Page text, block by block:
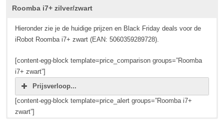
Roomba i7+ zilver/zwart
Hieronder zie je de huidige prijzen en Black Friday deals voor de
iRobot Roomba i7+ zwart (EAN: 5060359289728).
[content-egg-block template=price_comparison groups=”Roomba
i7+ zwart”]
Prijsverloop...
[content-egg-block template=price_alert groups=”Roomba i7+
zwart”]